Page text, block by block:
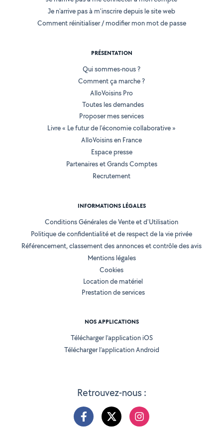
Retrouvez-nous :
Je n'arrive pas à m'inscrire depuis le site web
Comment réinitialiser / modifier mon mot de passe
PRÉSENTATION
Qui sommes-nous ?
Comment ça marche ?
AlloVoisins Pro
Toutes les demandes
Proposer mes services
Livre « Le futur de l'économie collaborative »
AlloVoisins en France
Espace presse
Partenaires et Grands Comptes
Recrutement
INFORMATIONS LÉGALES
Conditions Générales de Vente et d'Utilisation
Politique de confidentialité et de respect de la vie privée
Référencement, classement des annonces et contrôle des avis
Mentions légales
Cookies
Location de matériel
Prestation de services
NOS APPLICATIONS
Télécharger l’application iOS
Télécharger l’application Android